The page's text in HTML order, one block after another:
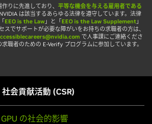
りに先進しており、 平等な機会を与える雇用者である
は該当するあらゆる法律を遵守しています。法律
EEO is the Law 」と「EEO is the Law Supplement 」
スでサポートが必要な障がいをお持ちの求職者の方は、
で人事課にご連絡くださ
求職者のための E-Verify プログラムに参加しています。
社会貢献活動 (CSR)
GPU の社会的影響